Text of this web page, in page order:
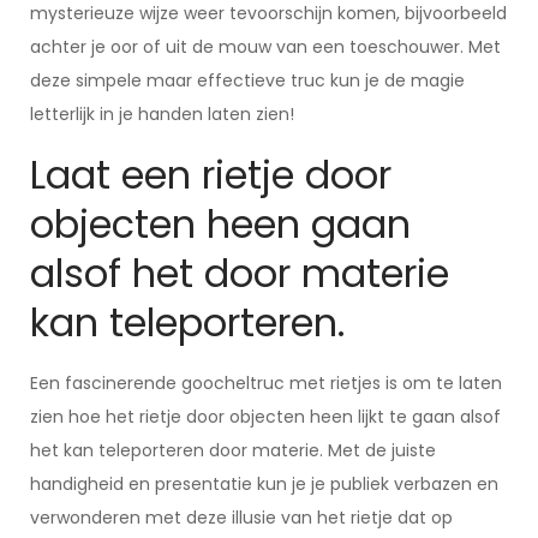
mysterieuze wijze weer tevoorschijn komen, bijvoorbeeld
achter je oor of uit de mouw van een toeschouwer. Met
deze simpele maar effectieve truc kun je de magie
letterlijk in je handen laten zien!
Laat een rietje door
objecten heen gaan
alsof het door materie
kan teleporteren.
Een fascinerende goocheltruc met rietjes is om te laten
zien hoe het rietje door objecten heen lijkt te gaan alsof
het kan teleporteren door materie. Met de juiste
handigheid en presentatie kun je je publiek verbazen en
verwonderen met deze illusie van het rietje dat op